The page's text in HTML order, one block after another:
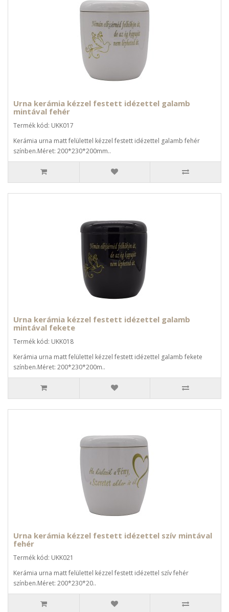
Urna kerámia kézzel festett idézettel galamb
mintával fehér
Termék kód: UKK017
Kerámia urna matt felülettel kézzel festett idézettel galamb fehér
színben.Méret: 200*230*200mm..
Urna kerámia kézzel festett idézettel galamb
mintával fekete
Termék kód: UKK018
Kerámia urna matt felülettel kézzel festett idézettel galamb fekete
színben.Méret: 200*230*200m..
Urna kerámia kézzel festett idézettel szív mintával
fehér
Termék kód: UKK021
Kerámia urna matt felülettel kézzel festett idézettel szív fehér
színben.Méret: 200*230*20..